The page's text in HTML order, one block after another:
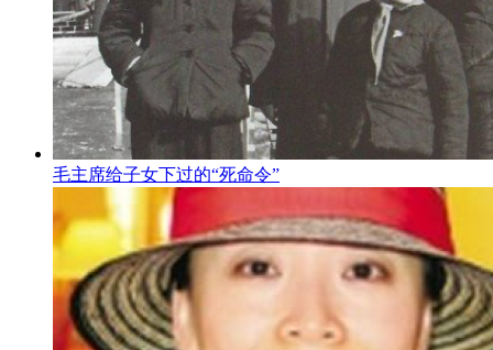
毛主席给子女下过的“死命令”